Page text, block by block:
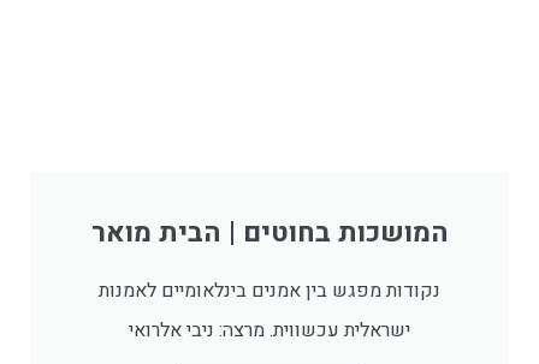
המושכות בחוטים | הבית מואר
נקודות מפגש בין אמנים בינלאומיים לאמנות
ישראלית עכשווית. מרצה: ניבי אלרואי